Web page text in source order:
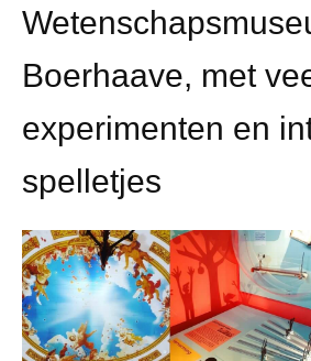
Boerhaave, met
experimenten en
spelletjes